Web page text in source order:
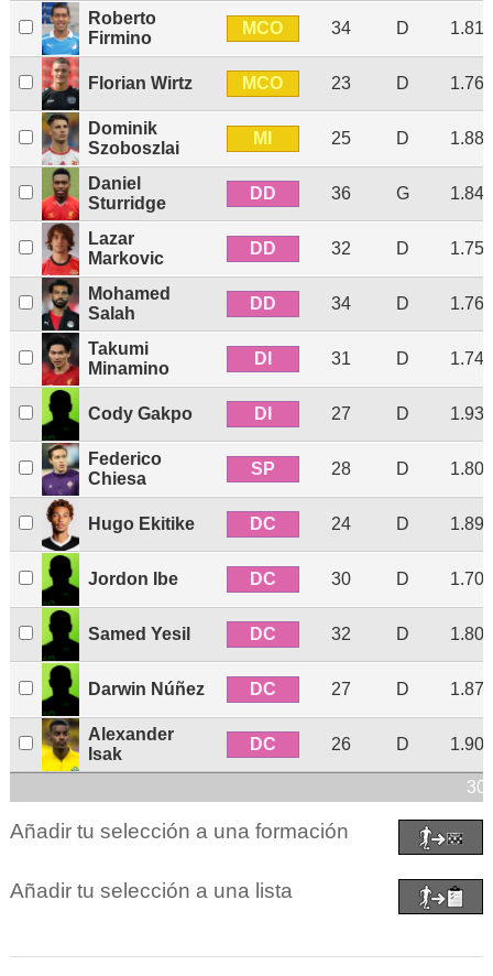
Roberto
Firmino
MCO 34 D
Florian Wirtz MCO 23 D
Dominik
Szoboszlai
MI 25 D
Daniel
Sturridge
DD 36 G
Lazar
Markovic
DD 32 D
Mohamed
Salah
DD 34 D
Takumi
Minamino
DI 31 D
Cody Gakpo DI 27 D
Federico
Chiesa
SP 28 D
Hugo Ekitike DC 24 D
Jordon Ibe DC 30 D
Samed Yesil DC 32 D
Darwin Núñez DC 27 D
Alexander
Isak
DC 26 D
30
Añadir tu selección a una formación
Añadir tu selección a una lista